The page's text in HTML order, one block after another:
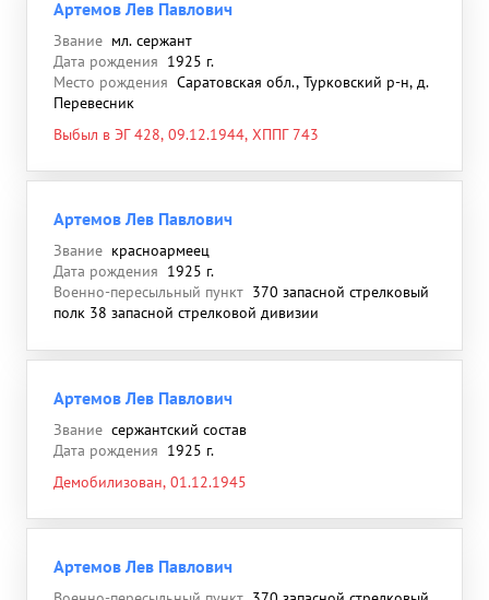
Артемов Лев Павлович
Звание мл. сержант
Дата рождения 1925 г.
Место рождения Саратовская обл., Турковский р-н, д.
Перевесник
Выбыл в ЭГ 428, 09.12.1944, ХППГ 743
Артемов Лев Павлович
Звание красноармеец
Дата рождения 1925 г.
Военно-пересыльный пункт 370 запасной стрелковый
полк 38 запасной стрелковой дивизии
Артемов Лев Павлович
Звание сержантский состав
Дата рождения 1925 г.
Демобилизован, 01.12.1945
Артемов Лев Павлович